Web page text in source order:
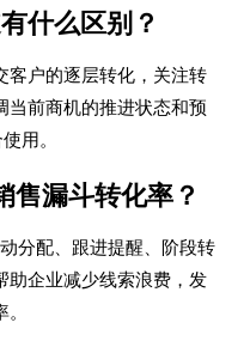
什么区别？
客户的逐层转化，关注转
当前商机的推进状态和预
用。
售漏斗转化率？
分配、跟进提醒、阶段转
助企业减少线索浪费，发